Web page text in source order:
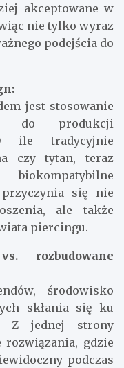
akceptowane w
nie tylko wyraz
podejścia do
jest stosowanie
do produkcji
ile tradycyjnie
czy tytan, teraz
się nie
ale także
piercingu.
rozbudowane
środowisko
skłania się ku
Z jednej strony
gdzie
podczas